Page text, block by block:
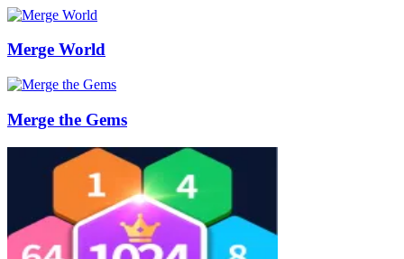
Merge World
Merge the Gems